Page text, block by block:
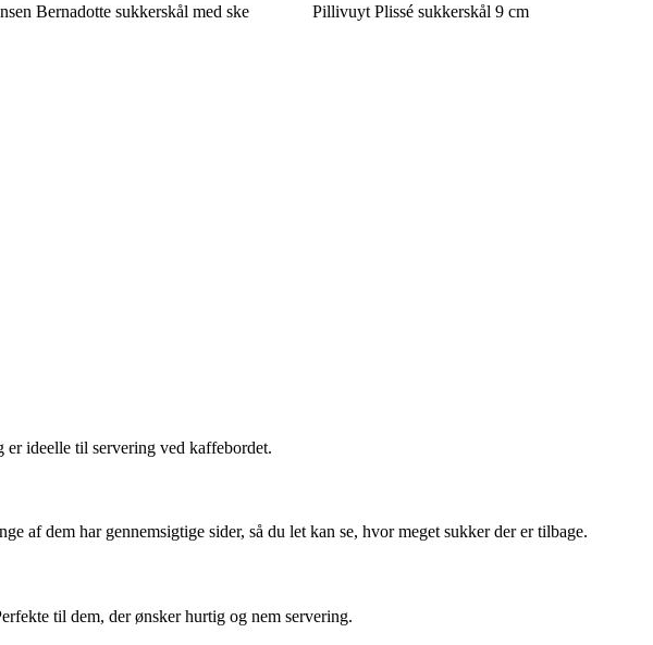
Bernadotte sukkerskål med ske Pillivuyt Plissé sukkerskål 9 cm
ideelle til servering ved kaffebordet.
af dem har gennemsigtige sider, så du let kan se, hvor meget sukker der er tilbage.
til dem, der ønsker hurtig og nem servering.